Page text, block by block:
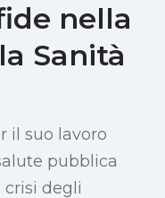
nella
Sanità
il suo lavoro
pubblica
crisi degli